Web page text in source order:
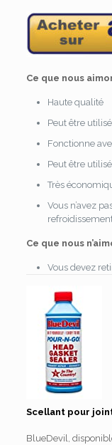
Ce que nous
Haute qualité
Peut être
Fonctionne
Peut être
Très
Vous n’avez
Ce que nous
Vous devez
Scellant pour
BlueDevil,